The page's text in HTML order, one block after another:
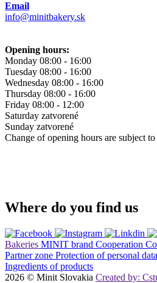
Email
info@minitbakery.sk
Opening hours:
Monday 08:00 - 16:00
Tuesday 08:00 - 16:00
Wednesday 08:00 - 16:00
Thursday 08:00 - 16:00
Friday 08:00 - 12:00
Saturday zatvorené
Sunday zatvorené
Change of opening hours are subject to
Where do you find us
Bakeries MINIT brand Cooperation
Partner zone Protection of personal data
Ingredients of products
2026 © Minit Slovakia Created by: